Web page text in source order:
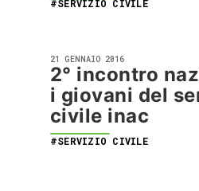
#SERVIZIO CIVILE
21 GENNAIO 2016
2° incontro
i giovani del
civile inac
#SERVIZIO CIVILE